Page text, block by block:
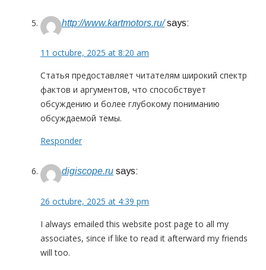
http://www.kartmotors.ru/ says:
11 octubre, 2025 at 8:20 am
Статья предоставляет читателям широкий спектр
фактов и аргументов, что способствует
обсуждению и более глубокому пониманию
обсуждаемой темы.
Responder
digiscope.ru says:
26 octubre, 2025 at 4:39 pm
I always emailed this website post page to all my
associates, since if like to read it afterward my friends
will too.